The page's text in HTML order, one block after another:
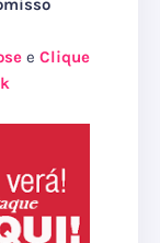
e Clique